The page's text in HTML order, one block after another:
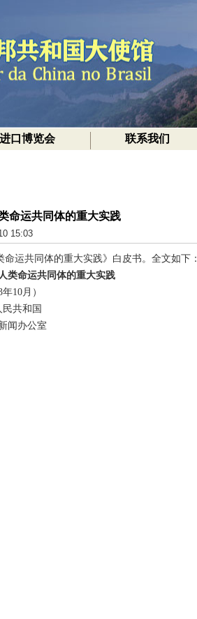
口博览会 联系我们
命运共同体的重大实践
15:03
运共同体的重大实践》白皮书。全文如下：
类命运共同体的重大实践
年10月）
共和国
闻办公室